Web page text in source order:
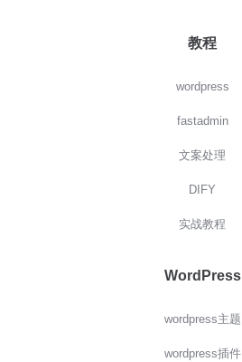
教程
wordpress
fastadmin
文案处理
DIFY
实战教程
WordPress
wordpress主题
wordpress插件